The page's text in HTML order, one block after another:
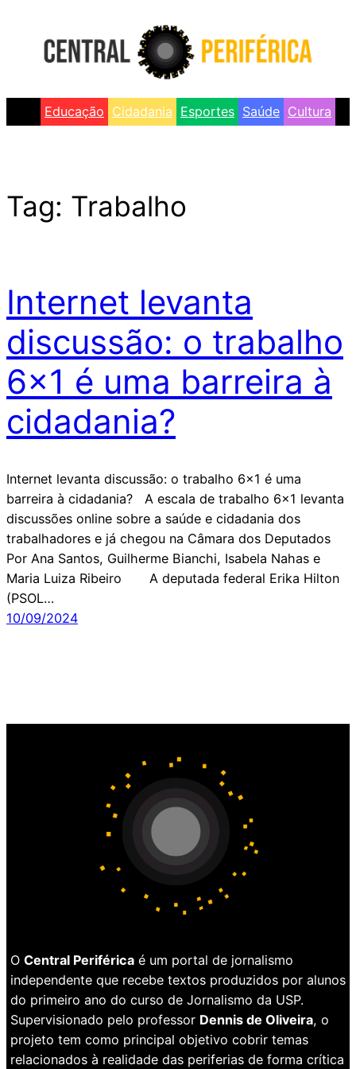
content
Educação Cidadania Esportes Saúde Cultura
Tag: Trabalho
Internet levanta
discussão: o trabalho
6×1 é uma barreira à
cidadania?
Internet levanta discussão: o trabalho 6×1 é uma
barreira à cidadania? A escala de trabalho 6×1 levanta
discussões online sobre a saúde e cidadania dos
trabalhadores e já chegou na Câmara dos Deputados
Por Ana Santos, Guilherme Bianchi, Isabela Nahas e
Maria Luiza Ribeiro A deputada federal Erika Hilton
(PSOL…
10/09/2024
O Central Periférica é um portal de jornalismo
independente que recebe textos produzidos por alunos
do primeiro ano do curso de Jornalismo da USP.
Supervisionado pelo professor Dennis de Oliveira, o
projeto tem como principal objetivo cobrir temas
relacionados à realidade das periferias de forma crítica